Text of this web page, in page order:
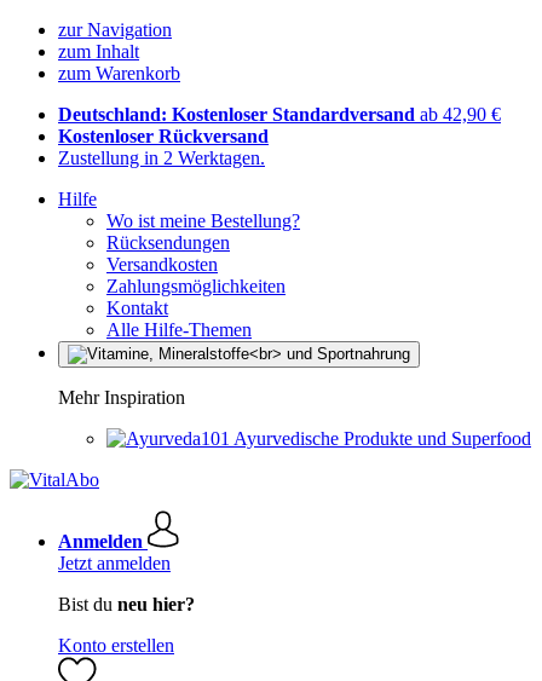
zur Navigation
zum Inhalt
zum Warenkorb
Deutschland: Kostenloser Standardversand ab 42,90 €
Kostenloser Rückversand
Zustellung in 2 Werktagen.
Hilfe
Wo ist meine Bestellung?
Rücksendungen
Versandkosten
Zahlungsmöglichkeiten
Kontakt
Alle Hilfe-Themen
Mehr Inspiration
Ayurvedische Produkte und Superfood
Anmelden
Jetzt anmelden
Bist du neu hier?
Konto erstellen